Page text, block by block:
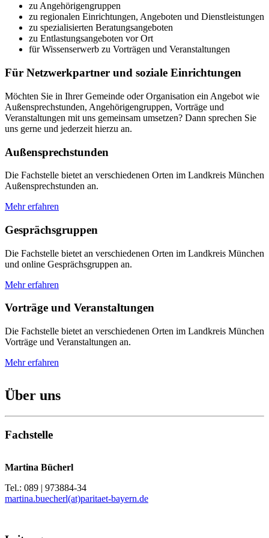
zu Angehörigengruppen
zu regionalen Einrichtungen, Angeboten und Dienstleistungen
zu spezialisierten Beratungsangeboten
zu Entlastungsangeboten vor Ort
für Wissenserwerb zu Vorträgen und Veranstaltungen
Für Netzwerkpartner und soziale Einrichtungen
Möchten Sie in Ihrer Gemeinde oder Organisation ein Angebot wie
Außensprechstunden, Angehörigengruppen, Vorträge und
Veranstaltungen mit uns gemeinsam umsetzen? Dann sprechen Sie
uns gerne und jederzeit hierzu an.
Außensprechstunden
Die Fachstelle bietet an verschiedenen Orten im Landkreis München
Außensprechstunden an.
Mehr erfahren
Gesprächsgruppen
Die Fachstelle bietet an verschiedenen Orten im Landkreis München
und online Gesprächsgruppen an.
Mehr erfahren
Vorträge und Veranstaltungen
Die Fachstelle bietet an verschiedenen Orten im Landkreis München
Vorträge und Veranstaltungen an.
Mehr erfahren
Über uns
Fachstelle
Martina Bücherl
Tel.: 089 | 973884-34
martina.buecherl(at)paritaet-bayern.de